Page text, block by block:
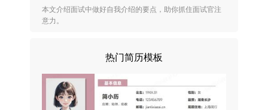
本文介绍面试中做好自我介绍的要点，助你抓住面试官注
意力。
热门简历模板